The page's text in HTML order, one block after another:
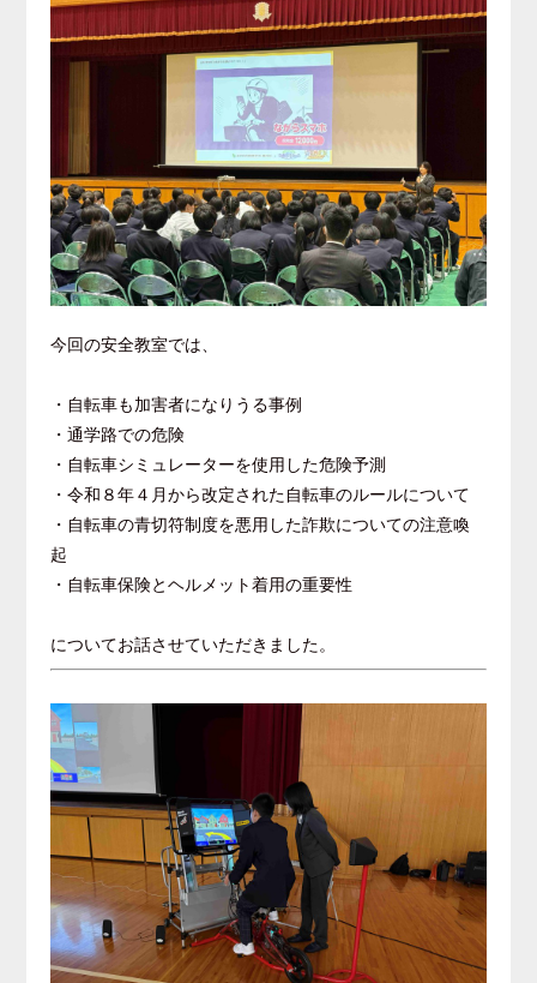
今回の安全教室では、
・自転車も加害者になりうる事例
・通学路での危険
・自転車シミュレーターを使用した危険予測
・令和８年４月から改定された自転車のルールについて
・自転車の青切符制度を悪用した詐欺についての注意喚
起
・自転車保険とヘルメット着用の重要性
についてお話させていただきました。